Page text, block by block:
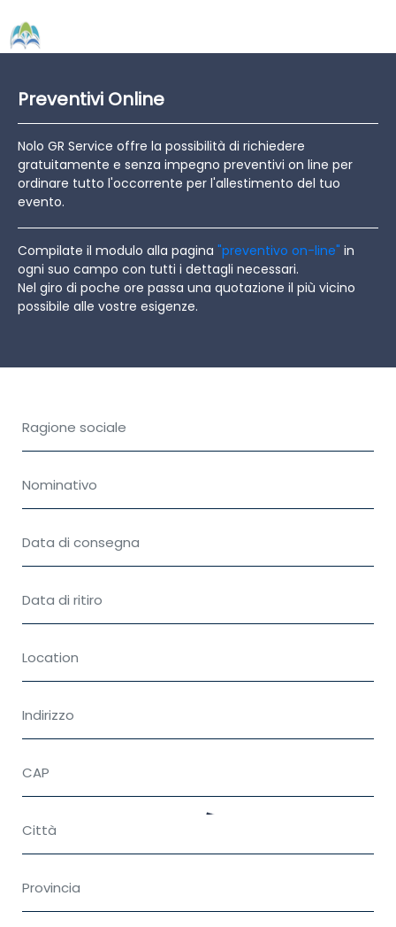
Preventivi Online
Nolo GR Service offre la possibilità di richiedere
gratuitamente e senza impegno preventivi on line per
ordinare tutto l'occorrente per l'allestimento del tuo
evento.
Compilate il modulo alla pagina "preventivo on-line" in
ogni suo campo con tutti i dettagli necessari.
Nel giro di poche ore passa una quotazione il più vicino
possibile alle vostre esigenze.